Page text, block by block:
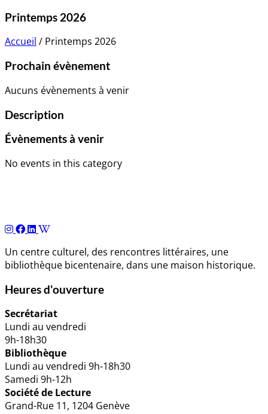
Printemps 2026
Accueil / Printemps 2026
Prochain évènement
Aucuns évènements à venir
Description
Évènements à venir
No events in this category
Un centre culturel, des rencontres littéraires, une
bibliothèque bicentenaire, dans une maison historique.
Heures d'ouverture
Secrétariat
Lundi au vendredi
9h-18h30
Bibliothèque
Lundi au vendredi 9h-18h30
Samedi 9h-12h
Société de Lecture
Grand-Rue 11, 1204 Genève